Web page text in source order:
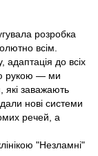
розробка
всім.
адаптація до всіх
рукою — ми
які заважають
нові системи
речей, а
"Незламні"